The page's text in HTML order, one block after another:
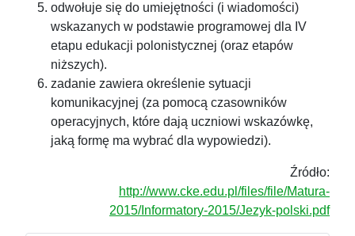
odwołuje się do umiejętności (i wiadomości)
wskazanych w podstawie programowej dla IV
etapu edukacji polonistycznej (oraz etapów
niższych).
zadanie zawiera określenie sytuacji
komunikacyjnej (za pomocą czasowników
operacyjnych, które dają uczniowi wskazówkę,
jaką formę ma wybrać dla wypowiedzi).
Źródło:
http://www.cke.edu.pl/files/file/Matura-
2015/Informatory-2015/Jezyk-polski.pdf